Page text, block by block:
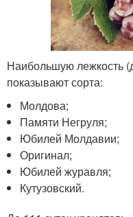
Наибольшую лежкость
показывают сорта:
Молдова;
Памяти Негруля;
Юбилей Молдавии;
Оригинал;
Юбилей журавля;
Кутузовский.